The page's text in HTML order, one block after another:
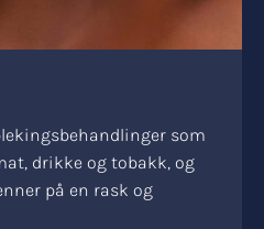
som
drikke og tobakk, og
på en rask og